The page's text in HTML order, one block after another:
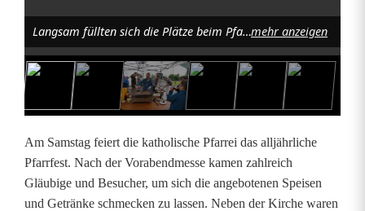
s
t
a
t
t
Langsam füllten sich die Plätze beim Pfarrfest. Foto: Johannmehr anzeigen
Am Samstag feiert die katholische Pfarrei das alljährliche
Pfarrfest. Nach der Vorabendmesse kamen zahlreich
Gläubige und Besucher, um sich die angebotenen Speisen
und Getränke schmecken zu lassen. Neben der Kirche waren